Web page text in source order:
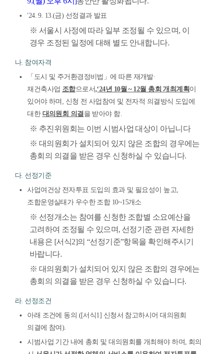
'24. 9. 13.(금) 선정결과 발표
※ 서울시 사정에 따라 일부 조정될 수 있으며, 이
경우 조정된 일정에 대해 별도 안내합니다.
나. 참여자격
「도시 및 주거환경정비법」에 따른 재개발·
재건축사업 조합으로서,‘24년 10월 ~ 12월 총회 개최계획 이
있어야 하며, 신청 전 사업참여 및 전자적 의결방식 도입에
대한 대의원회 의결 을 받아야 함.
※ 추진위원회는 이번 시범사업 대상이 아닙니다
※ 대의원회가 설치되어 있지 않은 조합의 경우에는
총회의 의결을 받은 경우 신청하실 수 있습니다.
다. 선정기준
사업여건상 전자투표 도입의 효과 및 필요성이 높고,
조합운영실태가 우수한 조합 10~15개소
※ 선정개소는 참여를 신청한 조합별 소요예산을
고려하여 조정될 수 있으며, 선정기준 관련 자세한
내용은 [서식2]의 “선정기준”항목을 확인해주시기
바랍니다.
※ 대의원회가 설치되어 있지 않은 조합의 경우에는
총회의 의결을 받은 경우 신청하실 수 있습니다.
라. 선정조건
아래 조건에 동의 ([서식1] 신청서 참고하시어 대의원회
의결에 참여).
시범사업 기간 내에 총회 및 대의원회를 개최해야 하며, 회의